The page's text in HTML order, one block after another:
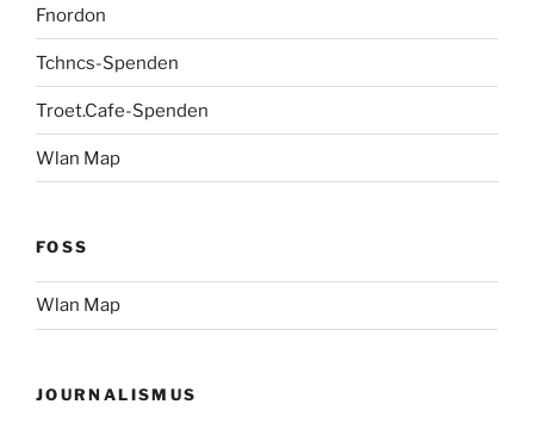
Fnordon
Tchncs-Spenden
Troet.Cafe-Spenden
Wlan Map
FOSS
Wlan Map
JOURNALISMUS